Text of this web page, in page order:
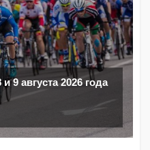
9 августа 2026 года